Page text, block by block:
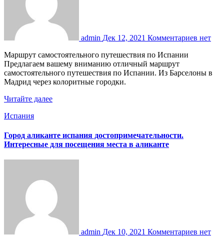
admin Дек 12, 2021 Комментариев нет
Маршрут самостоятельного путешествия по Испании
Предлагаем вашему вниманию отличный маршрут
самостоятельного путешествия по Испании. Из Барселоны в
Мадрид через колоритные городки.
Читайте далее
Испания
Город аликанте испания достопримечательности.
Интересные для посещения места в аликанте
admin Дек 10, 2021 Комментариев нет